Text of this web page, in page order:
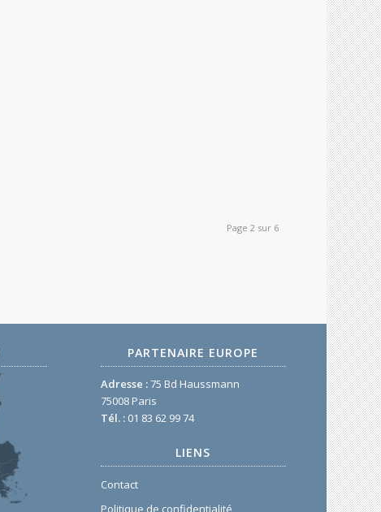
Page 2 sur 6
PARTENAIRE EUROPE
Adresse :75 Bd Haussmann
75008 Paris
Tél. : 01 83 62 99 74
LIENS
Contact
Politique de confidentialité